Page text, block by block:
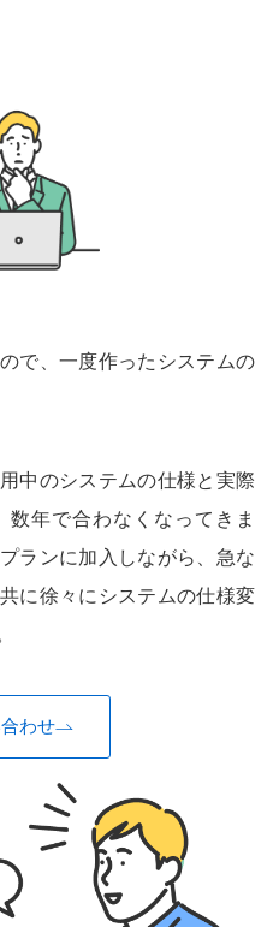
で、一度作ったシステムの
中のシステムの仕様と実際
年で合わなくなってきま
ランに加入しながら、急な
に徐々にシステムの仕様変
わせ